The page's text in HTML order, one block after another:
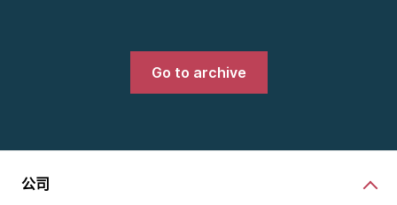
Go to archive
公司